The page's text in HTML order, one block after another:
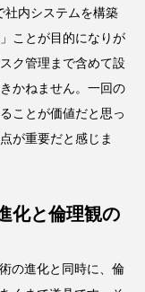
社内システムを構築
ことが目的になりが
ク管理まで含めて設
かねません。一回の
ことが価値だと思っ
が重要だと感じま
化と倫理観の
の進化と同時に、倫